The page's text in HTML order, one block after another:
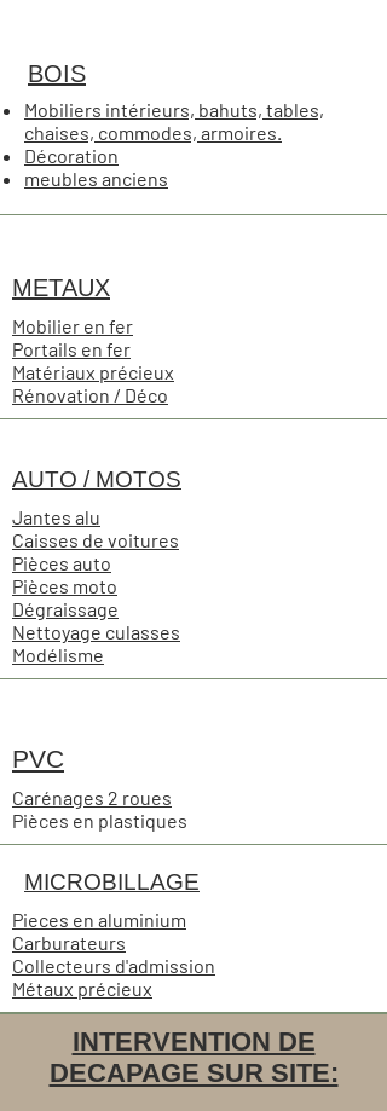
BOIS
Mobiliers intérieurs, bahuts, tables,
chaises, commodes, armoires.
Décoration
meubles anciens
METAUX
Mobilier en fer
Portails en fer
Matériaux précieux
Rénovation / Déco
AUTO / MOTOS
Jantes alu
Caisses de voitures
Pièces auto
Pièces moto
Dégraissage
Nettoyage culasses
Modélisme
PVC
Carénages 2 roues
Pièces en plastiques
MICROBILLAGE
Pieces en aluminium
Carburateurs
Collecteurs d'admission
Métaux précieux
INTERVENTION DE
DECAPAGE SUR SITE: